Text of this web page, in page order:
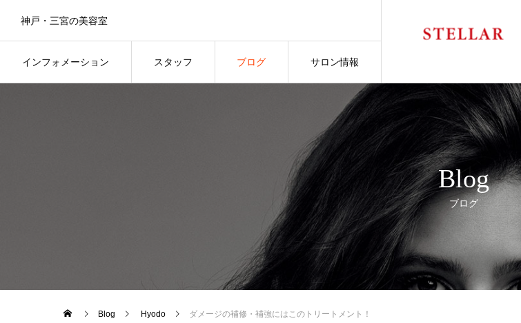
インフォメーション スタッフ ブログ サロン情報
神戸・三宮の美容室
Blog
ブログ
Blog Hyodo ダメージの補修・補強にはこのトリートメント！